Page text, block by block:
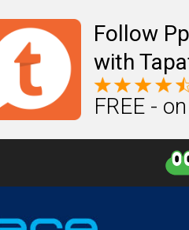
Follow
with
FREE -